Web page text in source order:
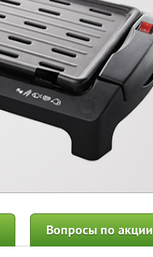
Вопросы по акции